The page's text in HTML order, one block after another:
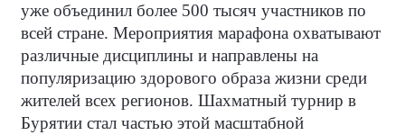
уже объединил более 500 тысяч участников по
всей стране. Мероприятия марафона охватывают
различные дисциплины и направлены на
популяризацию здорового образа жизни среди
жителей всех регионов. Шахматный турнир в
Бурятии стал частью этой масштабной